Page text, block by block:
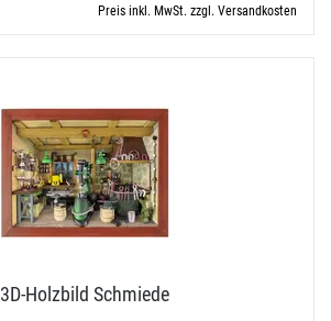
Preis inkl. MwSt. zzgl. Versandkosten
3D-​Holzbild Schmiede